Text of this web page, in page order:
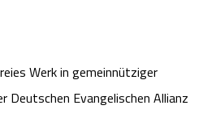
Werk in gemeinnütziger
Evangelischen Allianz